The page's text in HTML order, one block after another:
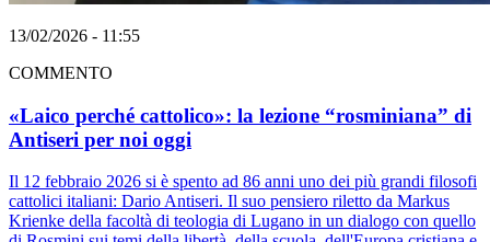
13/02/2026 - 11:55
COMMENTO
«Laico perché cattolico»: la lezione “rosminiana” di
Antiseri per noi oggi
Il 12 febbraio 2026 si è spento ad 86 anni uno dei più grandi filosofi
cattolici italiani: Dario Antiseri. Il suo pensiero riletto da Markus
Krienke della facoltà di teologia di Lugano in un dialogo con quello